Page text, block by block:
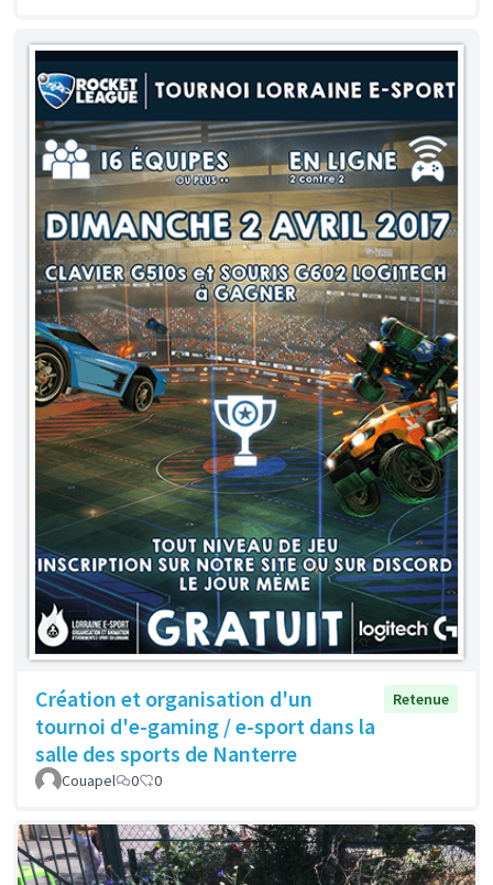
Création et organisation d'un
tournoi d'e-gaming / e-sport dans la
salle des sports de Nanterre
Retenue
Couapel 0 0